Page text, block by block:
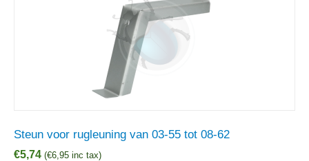
Steun voor rugleuning van 03-55 tot 08-62
€5,74 (€6,95 inc tax)